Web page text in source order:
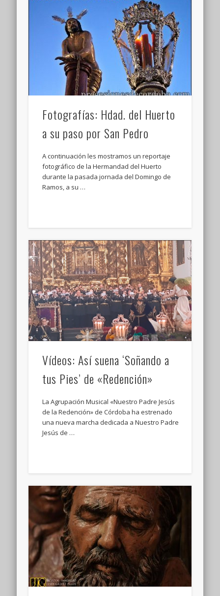
Fotografías: Hdad. del Huerto
a su paso por San Pedro
A continuación les mostramos un reportaje
fotográfico de la Hermandad del Huerto
durante la pasada jornada del Domingo de
Ramos, a su …
Vídeos: Así suena ‘Soñando a
tus Pies’ de «Redención»
La Agrupación Musical «Nuestro Padre Jesús
de la Redención» de Córdoba ha estrenado
una nueva marcha dedicada a Nuestro Padre
Jesús de …